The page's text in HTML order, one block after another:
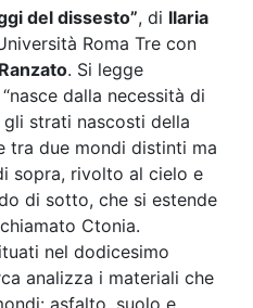
del dissesto”, di Ilaria
Roma Tre con
. Si legge
dalla necessità di
strati nascosti della
tra due mondi distinti ma
sopra, rivolto al cielo e
di sotto, che si estende
Ctonia.
nel dodicesimo
analizza i materiali che